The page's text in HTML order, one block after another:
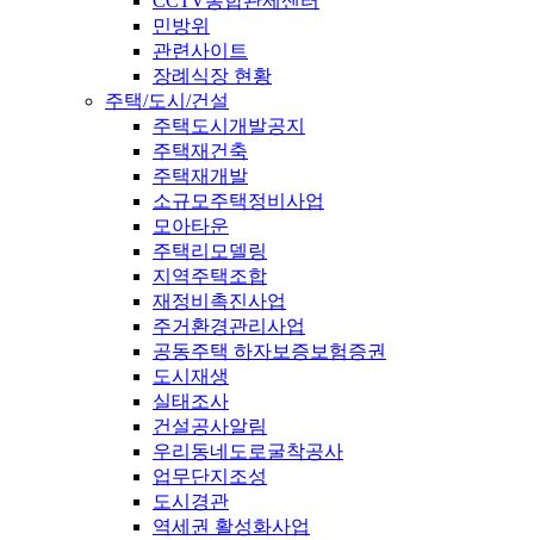
민방위
관련사이트
장례식장 현황
주택/도시/건설
주택도시개발공지
주택재건축
주택재개발
소규모주택정비사업
모아타운
주택리모델링
지역주택조합
재정비촉진사업
주거환경관리사업
공동주택 하자보증보험증권
도시재생
실태조사
건설공사알림
우리동네도로굴착공사
업무단지조성
도시경관
역세권 활성화사업